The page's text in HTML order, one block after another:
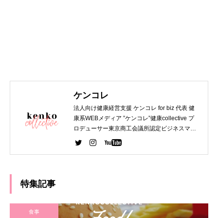
ケンコレ
法人向け健康経営支援 ケンコレ for biz 代表 健
康系WEBメディア ”ケンコレ”健康collective プ
ロデューサー東京商工会議所認定ビジネスマネ
ジャー 第一種衛生管理者 WEBデザイナー関西
特集記事
食事